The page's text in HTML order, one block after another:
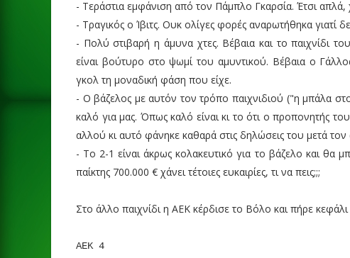
- Τεράστια εμφάνιση από τον Πάμπλο Γκαρσία. Έτσι απλά,
- Τραγικός ο Ίβιτς. Ουκ ολίγες φορές αναρωτήθηκα γιατί
- Πολύ στιβαρή η άμυνα χτες. Βέβαια και το παιχνίδι
είναι βούτυρο στο ψωμί του αμυντικού. Βέβαια ο
γκολ τη μοναδική φάση που είχε.
- Ο βάζελος με αυτόν τον τρόπο παιχνιδιού ("η μπάλα
καλό για μας. Όπως καλό είναι κι το ότι ο προπονητής
αλλού κι αυτό φάνηκε καθαρά στις δηλώσεις του μετά
- To 2-1 είναι άκρως κολακευτικό για το βάζελο και θα
παίκτης 700.000 € χάνει τέτοιες ευκαιρίες, τι να πεις;;;
Στο άλλο παιχνίδι η ΑΕΚ κέρδισε το Βόλο και πήρε
ΑΕΚ 4